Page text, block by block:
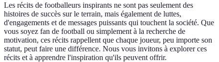
Les récits de footballeurs inspirants ne sont pas seulement des
histoires de succès sur le terrain, mais également de luttes,
d'engagements et de messages puissants qui touchent la société. Que
vous soyez fan de football ou simplement à la recherche de
motivation, ces récits rappellent que chaque joueur, peu importe son
statut, peut faire une différence. Nous vous invitons à explorer ces
récits et à apprendre l'inspiration qu'ils peuvent offrir.